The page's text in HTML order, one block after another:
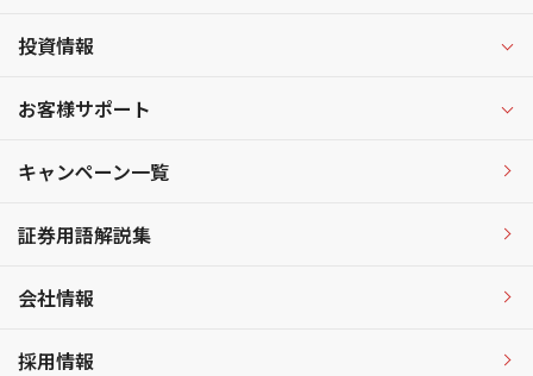
投資情報
お客様サポート
キャンペーン一覧
証券用語解説集
会社情報
採用情報